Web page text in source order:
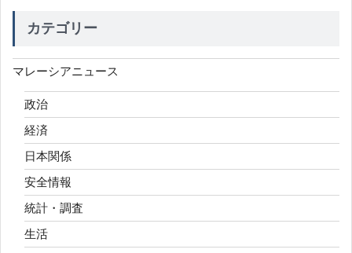
カテゴリー
マレーシアニュース
政治
経済
日本関係
安全情報
統計・調査
生活